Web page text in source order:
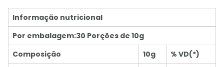
Informação nutricional
Por embalagem:30 Porções de 10g
Composição
10g
% VD(*)